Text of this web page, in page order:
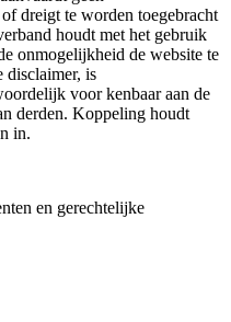
dreigt te worden toegebracht
houdt met het gebruik
onmogelijkheid de website te
disclaimer, is
voor kenbaar aan de
derden. Koppeling houdt
in.
en gerechtelijke